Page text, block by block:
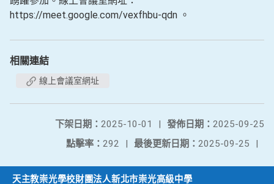
https://meet.google.com/vexfhbu-qdn 。
相關連結
線上會議室網址
發佈日期： 2025-09-25
下架日期： 2025-10-01
|
最後更新日期： 2025-09-25 |
點擊率： 292 |
天主教崇光學校財團法人新北市崇光高級中學